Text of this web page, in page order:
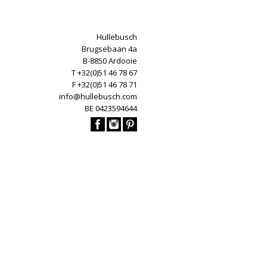
Hullebusch
Brugsebaan 4a
B-8850 Ardooie
T +32(0)51 46 78 67
F +32(0)51 46 78 71
info@hullebusch.com
BE 0423594644